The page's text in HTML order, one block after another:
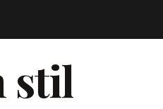
stil